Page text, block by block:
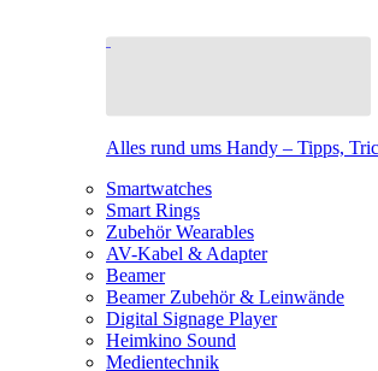
Alles rund ums Handy – Tipps,
Smartwatches
Smart Rings
Zubehör Wearables
AV-Kabel & Adapter
Beamer
Beamer Zubehör & Leinwände
Digital Signage Player
Heimkino Sound
Medientechnik